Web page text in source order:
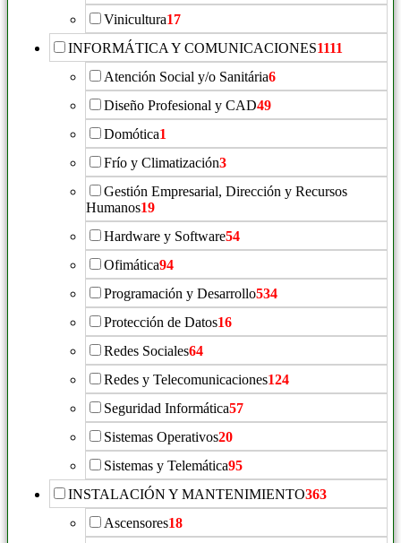
Vinicultura17
INFORMÁTICA Y COMUNICACIONES1111
Atención Social y/o Sanitária6
Diseño Profesional y CAD49
Domótica1
Frío y Climatización3
Gestión Empresarial, Dirección y Recursos
Humanos19
Hardware y Software54
Ofimática94
Programación y Desarrollo534
Protección de Datos16
Redes Sociales64
Redes y Telecomunicaciones124
Seguridad Informática57
Sistemas Operativos20
Sistemas y Telemática95
INSTALACIÓN Y MANTENIMIENTO363
Ascensores18